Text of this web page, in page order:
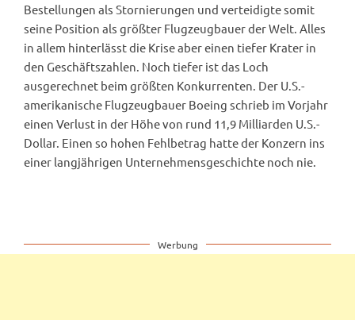
Bestellungen als Stornierungen und verteidigte somit
seine Position als größter Flugzeugbauer der Welt. Alles
in allem hinterlässt die Krise aber einen tiefer Krater in
den Geschäftszahlen. Noch tiefer ist das Loch
ausgerechnet beim größten Konkurrenten. Der U.S.-
amerikanische Flugzeugbauer Boeing schrieb im Vorjahr
einen Verlust in der Höhe von rund 11,9 Milliarden U.S.-
Dollar. Einen so hohen Fehlbetrag hatte der Konzern ins
einer langjährigen Unternehmensgeschichte noch nie.
Werbung